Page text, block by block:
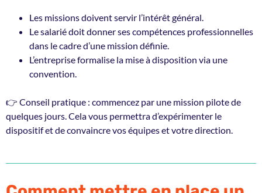
Les missions doivent servir l’intérêt général.
Le salarié doit donner ses compétences professionnelles
dans le cadre d’une mission définie.
L’entreprise formalise la mise à disposition via une
convention.
👉 Conseil pratique : commencez par une mission pilote de
quelques jours. Cela vous permettra d’expérimenter le
dispositif et de convaincre vos équipes et votre direction.